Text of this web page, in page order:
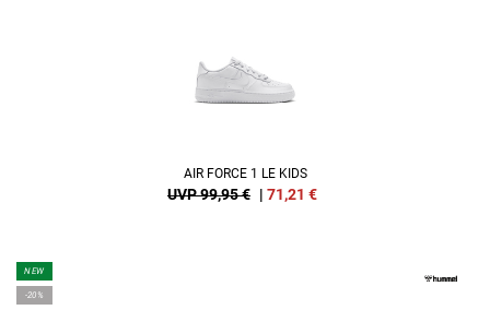
AIR FORCE 1 LE KIDS
UVP 99,95 € | 71,21 €
NEW
-20%